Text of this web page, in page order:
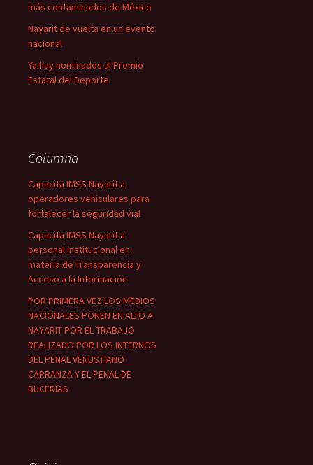
más contaminados de México
Nayarit de vuelta en un evento
nacional
Ya hay nominados al Premio
Estatal del Deporte
Columna
Capacita IMSS Nayarit a
operadores vehiculares para
fortalecer la seguridad vial
Capacita IMSS Nayarit a
personal institucional en
materia de Transparencia y
Acceso a la Información
POR PRIMERA VEZ LOS MEDIOS
NACIONALES PONEN EN ALTO A
NAYARIT POR EL TRABAJO
REALIZADO POR LOS INTERNOS
DEL PENAL VENUSTIANO
CARRANZA Y EL PENAL DE
BUCERÍAS